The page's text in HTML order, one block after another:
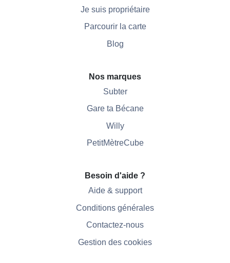
Je suis propriétaire
Parcourir la carte
Blog
Nos marques
Subter
Gare ta Bécane
Willy
PetitMètreCube
Besoin d'aide ?
Aide & support
Conditions générales
Contactez-nous
Gestion des cookies